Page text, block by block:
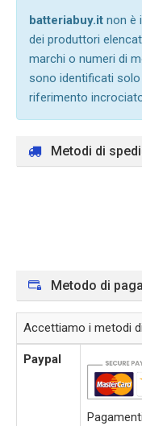
batteriabuy.it non è
dei produttori
marchi o numeri di
sono identificati
riferimento
Metodi di
Metodo di
Accettiamo i metodi
Paypal